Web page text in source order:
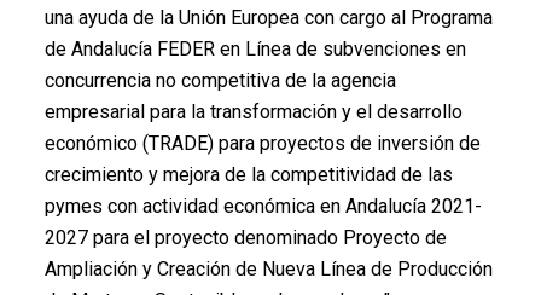
una ayuda de la Unión Europea con cargo al Programa
de Andalucía FEDER en Línea de subvenciones en
concurrencia no competitiva de la agencia
empresarial para la transformación y el desarrollo
económico (TRADE) para proyectos de inversión de
crecimiento y mejora de la competitividad de las
pymes con actividad económica en Andalucía 2021-
2027 para el proyecto denominado Proyecto de
Ampliación y Creación de Nueva Línea de Producción